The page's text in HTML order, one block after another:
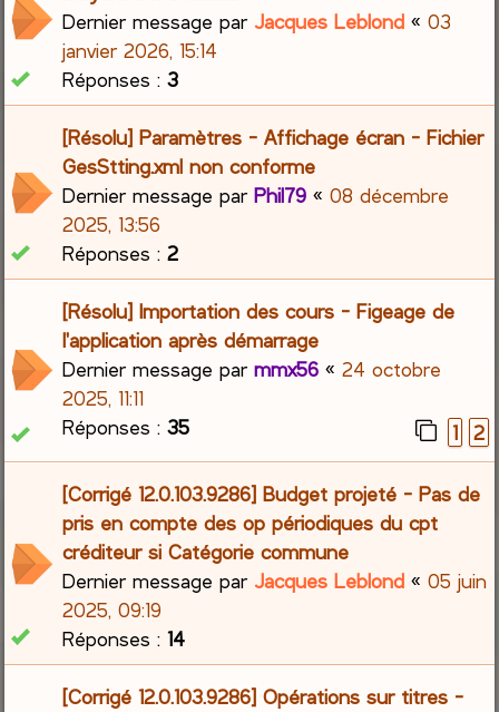
Dernier message parJacques Leblond «03
janvier 2026, 15:14
Réponses :3
[Résolu] Paramètres - Affichage écran - Fichier
GesStting.xml non conforme
Dernier message parPhil79 «08 décembre
2025, 13:56
Réponses :2
[Résolu] Importation des cours - Figeage de
l'application après démarrage
Dernier message parmmx56 «24 octobre
2025, 11:11
Réponses :35 1 2
[Corrigé 12.0.103.9286] Budget projeté - Pas de
pris en compte des op périodiques du cpt
créditeur si Catégorie commune
Dernier message parJacques Leblond «05 juin
2025, 09:19
Réponses :14
[Corrigé 12.0.103.9286] Opérations sur titres -